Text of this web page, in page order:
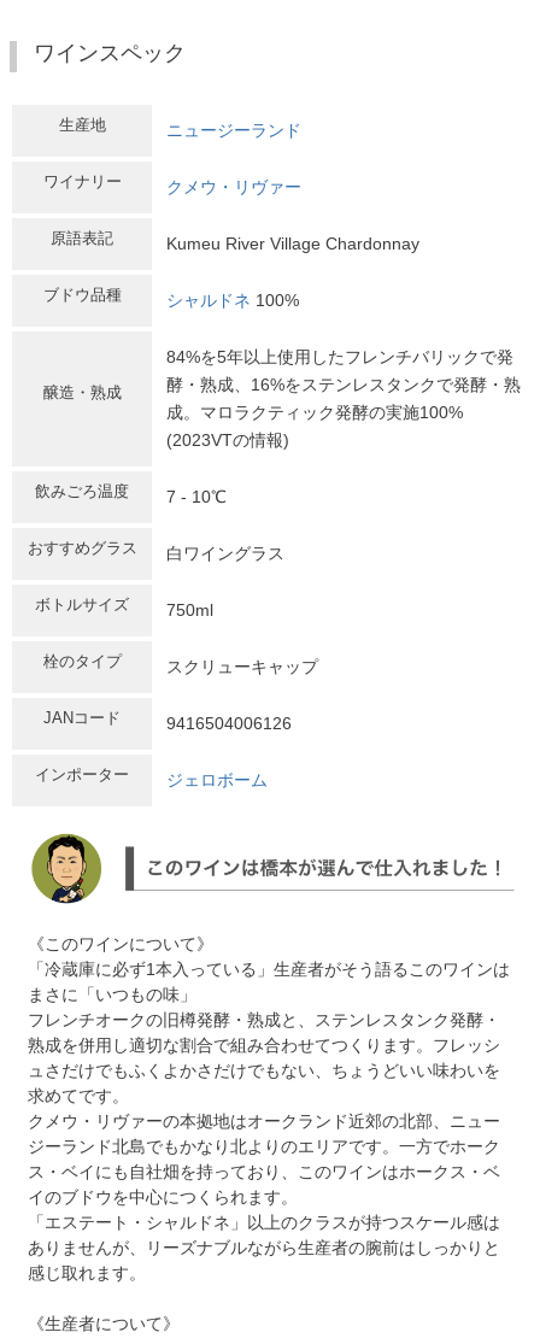
ワインスペック
生産地 ニュージーランド
ワイナリー クメウ・リヴァー
原語表記 Kumeu River Village Chardonnay
ブドウ品種 シャルドネ 100%
醸造・熟成
84%を5年以上使用したフレンチバリックで発
酵・熟成、16%をステンレスタンクで発酵・熟
成。マロラクティック発酵の実施100%
(2023VTの情報)
飲みごろ温度 7 - 10℃
おすすめグラス 白ワイングラス
ボトルサイズ 750ml
栓のタイプ スクリューキャップ
JANコード 9416504006126
インポーター ジェロボーム
《このワインについて》
「冷蔵庫に必ず1本入っている」生産者がそう語るこのワインは
まさに「いつもの味」
フレンチオークの旧樽発酵・熟成と、ステンレスタンク発酵・
熟成を併用し適切な割合で組み合わせてつくります。フレッシ
ュさだけでもふくよかさだけでもない、ちょうどいい味わいを
求めてです。
クメウ・リヴァーの本拠地はオークランド近郊の北部、ニュー
ジーランド北島でもかなり北よりのエリアです。一方でホーク
ス・ベイにも自社畑を持っており、このワインはホークス・ベ
イのブドウを中心につくられます。
「エステート・シャルドネ」以上のクラスが持つスケール感は
ありませんが、リーズナブルながら生産者の腕前はしっかりと
感じ取れます。
《生産者について》